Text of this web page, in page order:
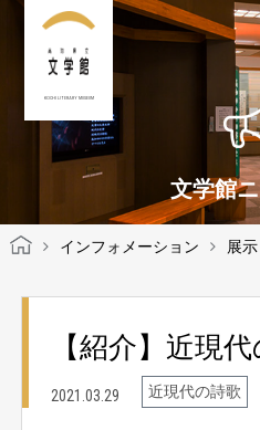
KOCHI LITERARY MUSEUM
文学館
インフォメーション 展
【紹介】近現
2021.03.29 近現代の詩歌